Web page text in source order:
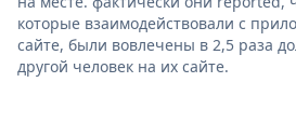
которые взаимодействовали с
сайте, были вовлечены в 2,5 раза
другой человек на их сайте.